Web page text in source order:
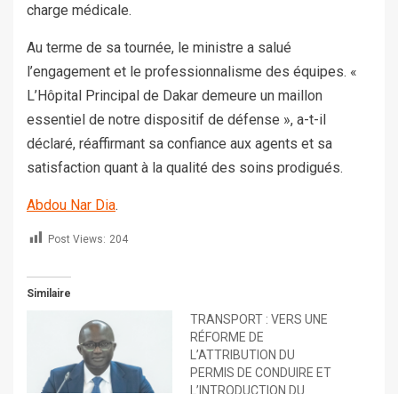
charge médicale.
Au terme de sa tournée, le ministre a salué
l’engagement et le professionnalisme des équipes. «
L’Hôpital Principal de Dakar demeure un maillon
essentiel de notre dispositif de défense », a-t-il
déclaré, réaffirmant sa confiance aux agents et sa
satisfaction quant à la qualité des soins prodigués.
Abdou Nar Dia.
Post Views: 204
Similaire
TRANSPORT : VERS UNE
RÉFORME DE
L’ATTRIBUTION DU
PERMIS DE CONDUIRE ET
L’INTRODUCTION DU